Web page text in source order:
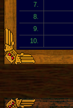
7.
8.
9.
10.